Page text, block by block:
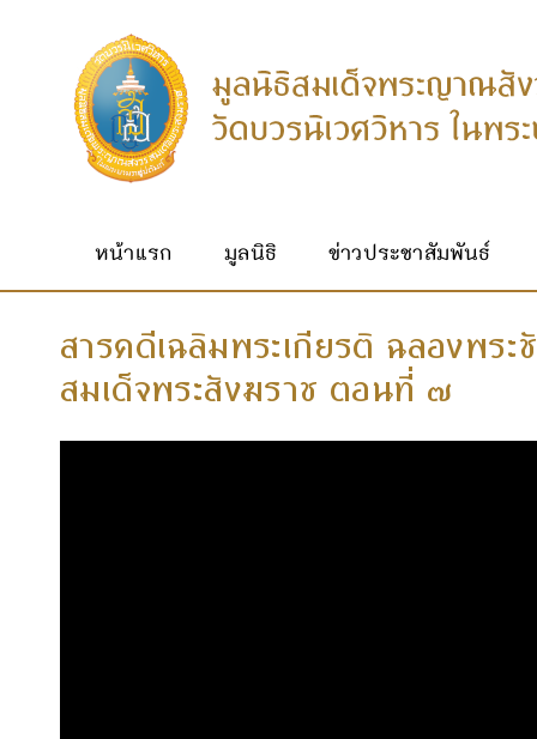
หน้าแรก มูลนิธิ ข่าวประชาสัมพันธ์
สารคดีเฉลิมพระเกียรติ ฉลองพร
สมเด็จพระสังฆราช ตอนที่ ๗